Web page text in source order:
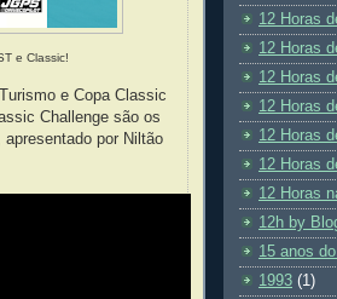
e Classic!
e Copa Classic
Challenge são os
por Niltão
12 Horas
12 Horas
12 Horas
12 Horas
12 Horas
12 Horas
12 Horas
12h by
15 anos
1993 (1)